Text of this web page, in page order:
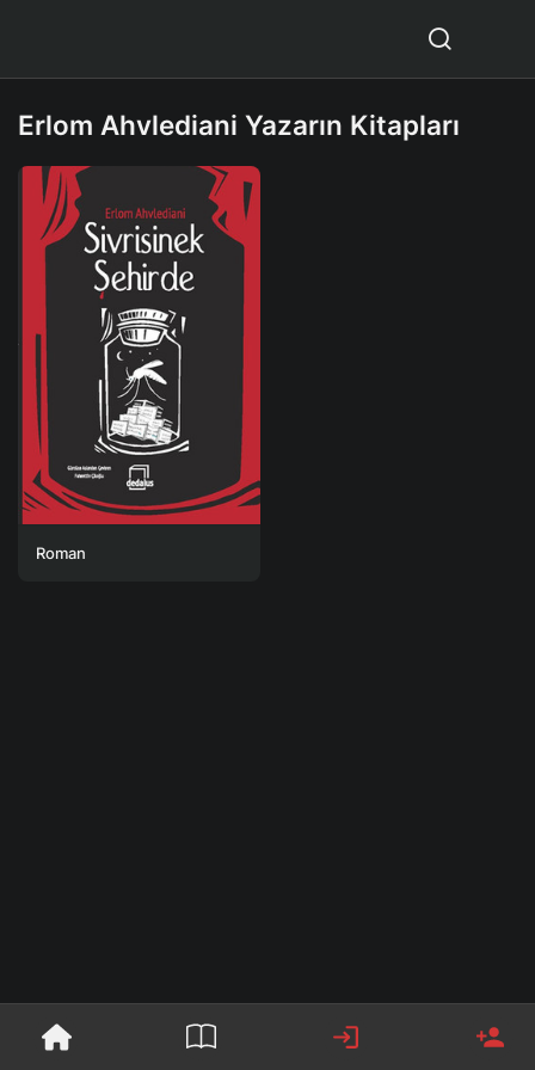
Erlom Ahvlediani Yazarın Kitapları
Roman